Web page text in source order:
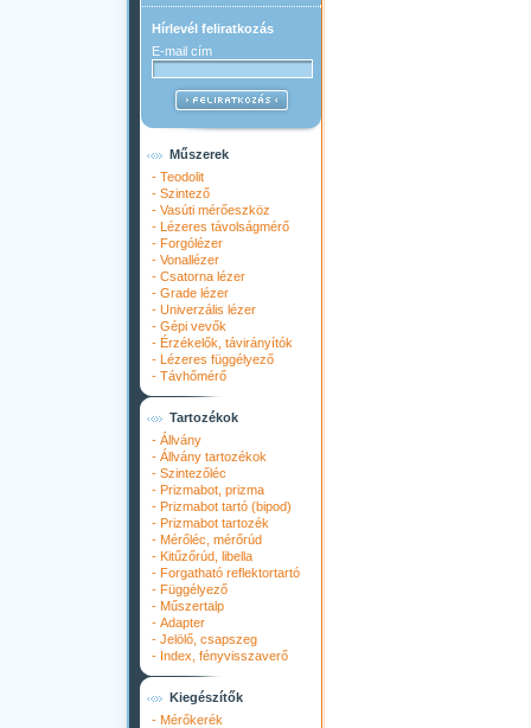
Hírlevél feliratkozás
E-mail cím
Műszerek
- Teodolit
- Szintező
- Vasúti mérőeszköz
- Lézeres távolságmérő
- Forgólézer
- Vonallézer
- Csatorna lézer
- Grade lézer
- Univerzális lézer
- Gépi vevők
- Érzékelők, távirányítók
- Lézeres függélyező
- Távhőmérő
Tartozékok
- Állvány
- Állvány tartozékok
- Szintezőléc
- Prizmabot, prizma
- Prizmabot tartó (bipod)
- Prizmabot tartozék
- Mérőléc, mérőrúd
- Kitűzőrúd, libella
- Forgatható reflektortartó
- Függélyező
- Műszertalp
- Adapter
- Jelölő, csapszeg
- Index, fényvisszaverő
Kiegészítők
- Mérőkerék